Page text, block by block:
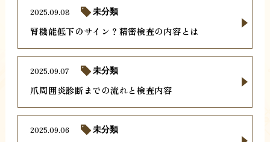
腎機能低下のサイン？精密検査の内容とは
2025.09.08 未分類
爪周囲炎診断までの流れと検査内容
2025.09.07 未分類
2025.09.06 未分類